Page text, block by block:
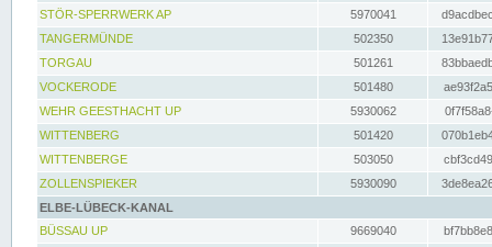
STÖR-SPERRWERK AP 5970041
TANGERMÜNDE
502350
TORGAU
501261
VOCKERODE
501480
WEHR GEESTHACHT UP
5930062
WITTENBERG
501420
WITTENBERGE
503050
ZOLLENSPIEKER
5930090
ELBE-LÜBECK-KANAL
BÜSSAU UP
9669040